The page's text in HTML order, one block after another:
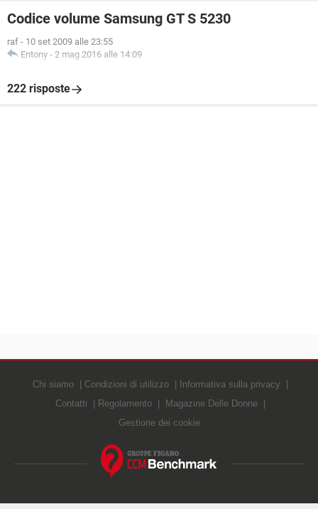
Codice volume Samsung GT S 5230
raf - 10 set 2009 alle 23:55
Entony - 2 mag 2016 alle 14:09
222 risposte
Chi siamo Condizioni di utilizzo
Informativa sulla privacy
Contatti
Regolamento
Magazine Delle Donne
Gestione dei cookie